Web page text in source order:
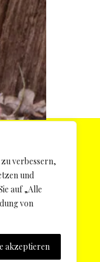
verbessern,
und
auf „Alle
von
akzeptieren